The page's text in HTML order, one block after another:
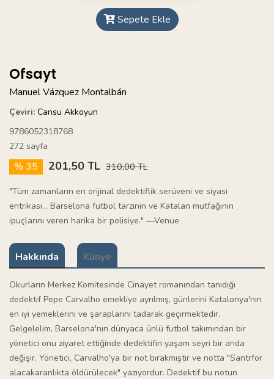
Sepete Ekle
Ofsayt
Manuel Vázquez Montalbán
Çeviri: Cansu Akkoyun
9786052318768
272 sayfa
% 35 201,50 TL 310,00 TL
"Tüm zamanların en orijinal dedektiflik serüveni ve siyasi
entrikası… Barselona futbol tarzının ve Katalan mutfağının
ipuçlarını veren harika bir polisiye." —Venue
Hakkında Künye
Okurların Merkez Komitesinde Cinayet romanından tanıdığı
dedektif Pepe Carvalho emekliye ayrılmış, günlerini Katalonya'nın
en iyi yemeklerini ve şaraplarını tadarak geçirmektedir.
Gelgelelim, Barselona'nın dünyaca ünlü futbol takımından bir
yönetici onu ziyaret ettiğinde dedektifin yaşam seyri bir anda
değişir. Yönetici, Carvalho'ya bir not bırakmıştır ve notta "Santrfor
alacakaranlıkta öldürülecek" yazıyordur. Dedektif bu notun